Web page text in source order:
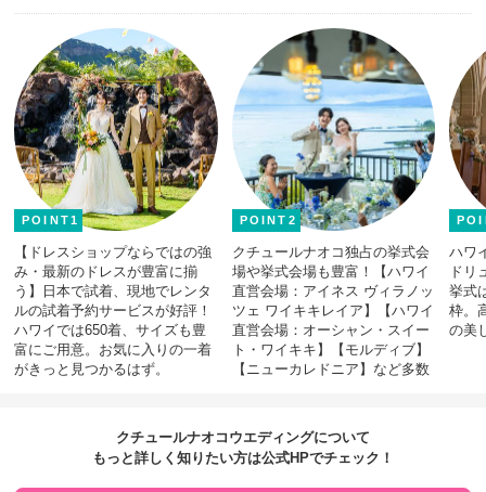
POINT1
【ドレスショップならではの強
み・最新のドレスが豊富に揃
う】日本で試着、現地でレンタ
ルの試着予約サービスが好評！
ハワイでは650着、サイズも豊
富にご用意。お気に入りの一着
がきっと見つかるはず。
POINT2
クチュールナオコ独占の挙式会
場や挙式会場も豊富！【ハワイ
直営会場：アイネス ヴィラノッ
ツェ ワイキキレイア】【ハワイ
直営会場：オーシャン・スイー
ト・ワイキキ】【モルディブ】
【ニューカレドニア】など多数
ハワ
ドリ
挙式
枠。
の美
クチュールナオコウエディングについて
もっと詳しく知りたい方は公式HPでチェック！